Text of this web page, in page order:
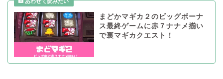
まどかマギカ２のビッグボーナ
ス最終ゲームに赤７ナナメ揃い
で裏マギカクエスト！